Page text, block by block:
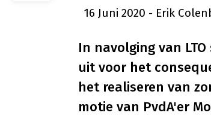
16 Juni 2020 - Erik
In navolging van
uit voor het
het realiseren van
motie van PvdA'er